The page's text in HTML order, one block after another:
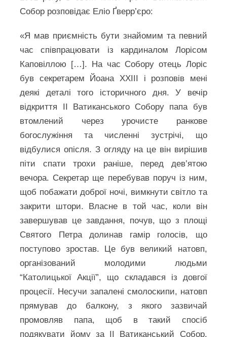
Собор розповідає Еліо Ґверр’єро:
«Я мав приємність бути знайомим та певний
час співпрацювати із кардиналом Лорісом
Каповіллою […]. На час Собору отець Лоріс
був секретарем Йоана ХХІІІ і розповів мені
деякі деталі того історичного дня. У вечір
відкриття ІІ Ватиканського Собору папа був
втомлений через урочисте ранкове
богослужіння та численні зустрічі, що
відбулися опісля. З огляду на це він вирішив
піти спати трохи раніше, перед дев’ятою
вечора. Секретар ще перебував поруч із ним,
щоб побажати доброї ночі, вимкнути світло та
закрити штори. Власне в той час, коли він
завершував це завдання, почув, що з площі
Святого Петра долинав гамір голосів, що
поступово зростав. Це був великий натовп,
організований молодими людьми
“Католицької Акції”, що складався із довгої
процесії. Несучи запалені смолоскипи, натовп
прямував до балкону, з якого зазвичай
промовляв папа, щоб в такий спосіб
подякувати йому за ІІ Ватиканський Собор.